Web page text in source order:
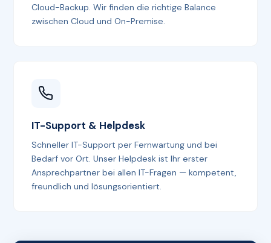
Cloud-Backup. Wir finden die richtige Balance
zwischen Cloud und On-Premise.
IT-Support & Helpdesk
Schneller IT-Support per Fernwartung und bei
Bedarf vor Ort. Unser Helpdesk ist Ihr erster
Ansprechpartner bei allen IT-Fragen — kompetent,
freundlich und lösungsorientiert.